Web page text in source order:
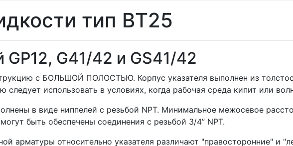
тип BT25
G41/42 и GS41/42
с БОЛЬШОЙ ПОЛОСТЬЮ. Корпус указателя выполнен из
использовать в условиях, когда рабочая среда кипит или
в виде ниппелей с резьбой NPT. Минимальное межосевое
быть обеспечены соединения с резьбой 3/4” NPT.
арматуры относительно указателя различают "правосторонние" и